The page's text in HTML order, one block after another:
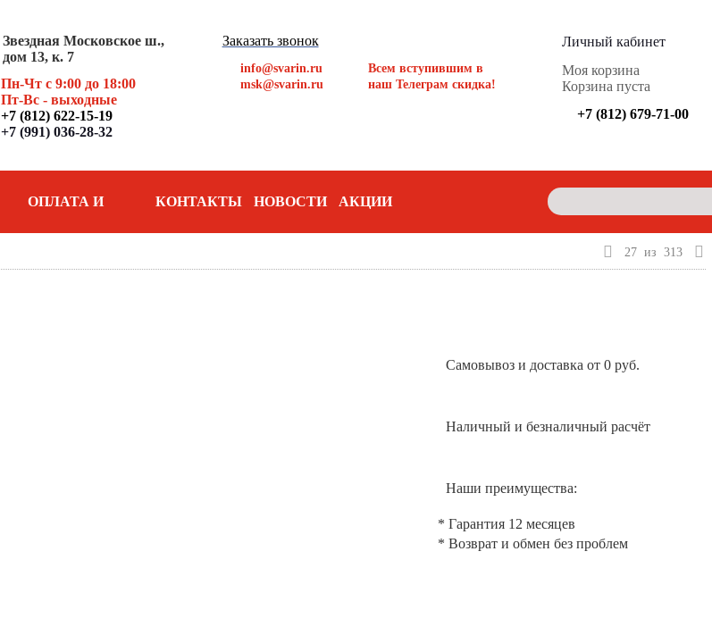
Звездная Московское ш.,
дом 13, к. 7
Пн-Чт с 9:00 до 18:00
Пт-Вс - выходные
+7 (812) 622-15-19
+7 (991) 036-28-32
Заказать звонок
info@svarin.ru
msk@svarin.ru
Всем вступившим в
наш Телеграм скидка!
Личный кабинет
Моя корзина
Корзина пуста
+7 (812) 679-71-00
ОПЛАТА И КОНТАКТЫ НОВОСТИ АКЦИИ
27 из 313
Самовывоз и доставка от 0 руб.
Наличный и безналичный расчёт
Наши преимущества:
* Гарантия 12 месяцев
* Возврат и обмен без проблем